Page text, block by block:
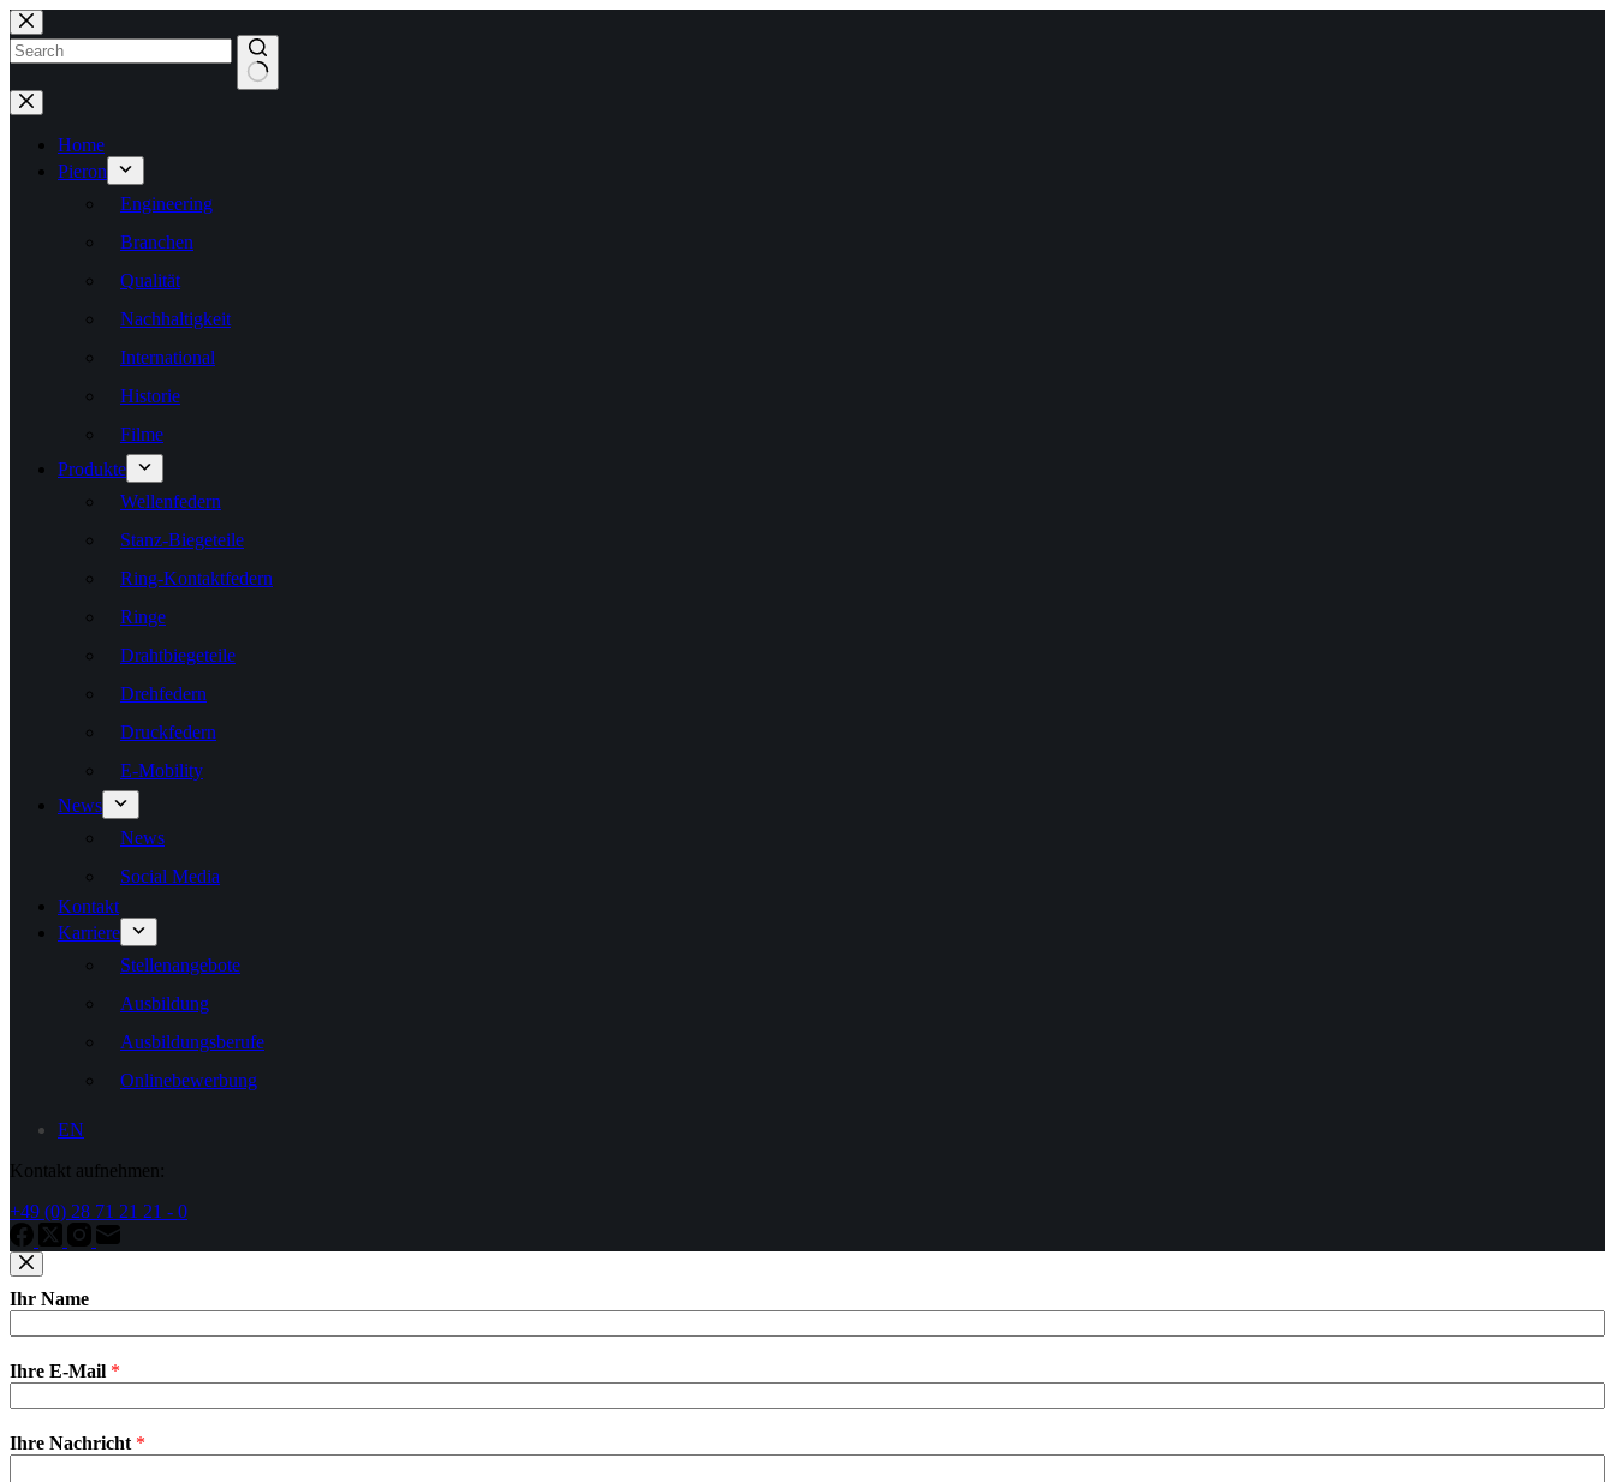
Zum
Inhalt
springen
Keine
Ergebnisse
Home
Pieron
Engineering
Branchen
Qualität
Nachhaltigkeit
International
Historie
Filme
Produkte
Wellenfedern
Stanz-Biegeteile
Ring-Kontaktfedern
Ringe
Drahtbiegeteile
Drehfedern
Druckfedern
E-Mobility
News
News
Social Media
Kontakt
Karriere
Stellenangebote
Ausbildung
Ausbildungsberufe
Onlinebewerbung
EN
Kontakt aufnehmen:
+49 (0) 28 71 21 21 - 0
Ihr Name
Ihre E-Mail *
Ihre Nachricht *